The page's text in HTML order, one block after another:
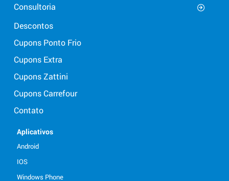
Consultoria
Descontos
Cupons Ponto Frio
Cupons Extra
Cupons Zattini
Cupons Carrefour
Contato
Aplicativos
Android
IOS
Windows Phone